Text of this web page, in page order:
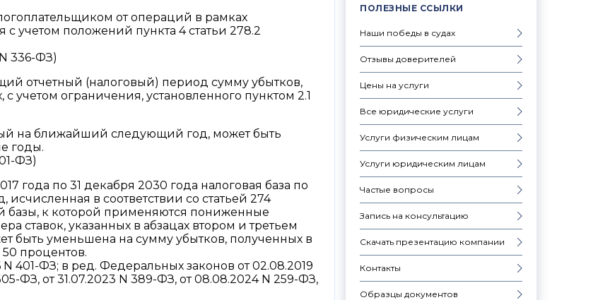
ПОЛЕЗНЫЕ ССЫЛКИ
Наши победы в судах
Отзывы доверителей
Цены на услуги
Все юридические услуги
Услуги физическим лицам
Услуги юридическим лицам
Частые вопросы
Запись на консультацию
Скачать презентацию компании
Контакты
Образцы документов
от операций в рамках
учетом положений пункта 4 статьи 278.2
336-ФЗ)
отчетный (налоговый) период сумму убытков,
ограничения, установленного пунктом 2.1
на ближайший следующий год, может быть
годы.
ФЗ)
года по 31 декабря 2030 года налоговая база по
в соответствии со статьей 274
базы, к которой применяются пониженные
ставок, указанных в абзацах втором и третьем
быть уменьшена на сумму убытков, полученных в
процентов.
401-ФЗ; в ред. Федеральных законов от 02.08.2019
ФЗ, от 31.07.2023 N 389-ФЗ, от 08.08.2024 N 259-ФЗ,